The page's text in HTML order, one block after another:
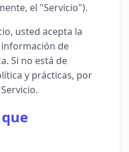
el "Servicio").
usted acepta la
de
Si no está de
y prácticas, por